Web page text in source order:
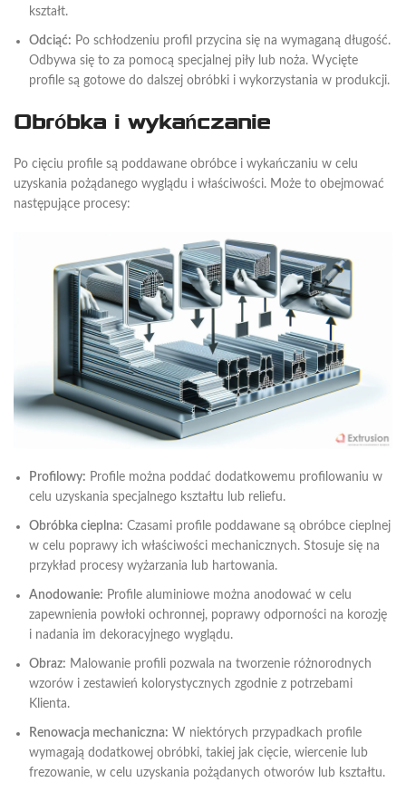
kształt.
Odciąć: Po schłodzeniu profil przycina się na wymaganą długość.
Odbywa się to za pomocą specjalnej piły lub noża. Wycięte
profile są gotowe do dalszej obróbki i wykorzystania w produkcji.
Obróbka i wykańczanie
Po cięciu profile są poddawane obróbce i wykańczaniu w celu
uzyskania pożądanego wyglądu i właściwości. Może to obejmować
następujące procesy:
Profilowy: Profile można poddać dodatkowemu profilowaniu w
celu uzyskania specjalnego kształtu lub reliefu.
Obróbka cieplna: Czasami profile poddawane są obróbce cieplnej
w celu poprawy ich właściwości mechanicznych. Stosuje się na
przykład procesy wyżarzania lub hartowania.
Anodowanie: Profile aluminiowe można anodować w celu
zapewnienia powłoki ochronnej, poprawy odporności na korozję
i nadania im dekoracyjnego wyglądu.
Obraz: Malowanie profili pozwala na tworzenie różnorodnych
wzorów i zestawień kolorystycznych zgodnie z potrzebami
Klienta.
Renowacja mechaniczna: W niektórych przypadkach profile
wymagają dodatkowej obróbki, takiej jak cięcie, wiercenie lub
frezowanie, w celu uzyskania pożądanych otworów lub kształtu.